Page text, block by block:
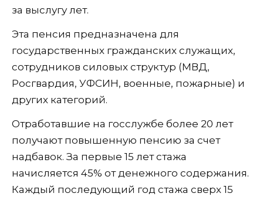
за выслугу лет.
Эта пенсия предназначена для
государственных гражданских служащих,
сотрудников силовых структур (МВД,
Росгвардия, УФСИН, военные, пожарные) и
других категорий.
Отработавшие на госслужбе более 20 лет
получают повышенную пенсию за счет
надбавок. За первые 15 лет стажа
начисляется 45% от денежного содержания.
Каждый последующий год стажа сверх 15